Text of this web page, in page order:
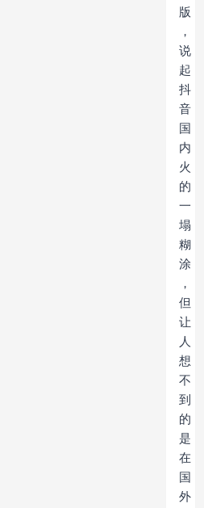
版
，
说
起
抖
音
国
内
火
的
一
塌
糊
涂
，
但
让
人
想
不
到
的
是
在
国
外